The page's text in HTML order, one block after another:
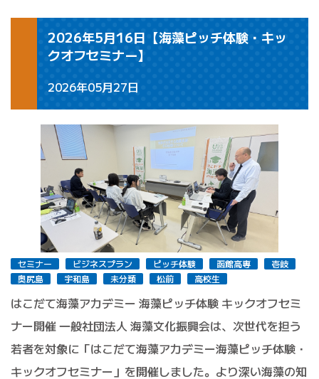
2026年5月16日【海藻ピッチ体験・キッ
クオフセミナー】
2026年05月27日
セミナー ビジネスプラン ピッチ体験 函館高専
壱岐
奥尻島
宇和島 未分類 松前 高校生
はこだて海藻アカデミー 海藻ピッチ体験 キックオフセミ
ナー開催 一般社団法人 海藻文化振興会は、次世代を担う
若者を対象に「はこだて海藻アカデミー海藻ピッチ体験・
キックオフセミナー」を開催しました。より深い海藻の知